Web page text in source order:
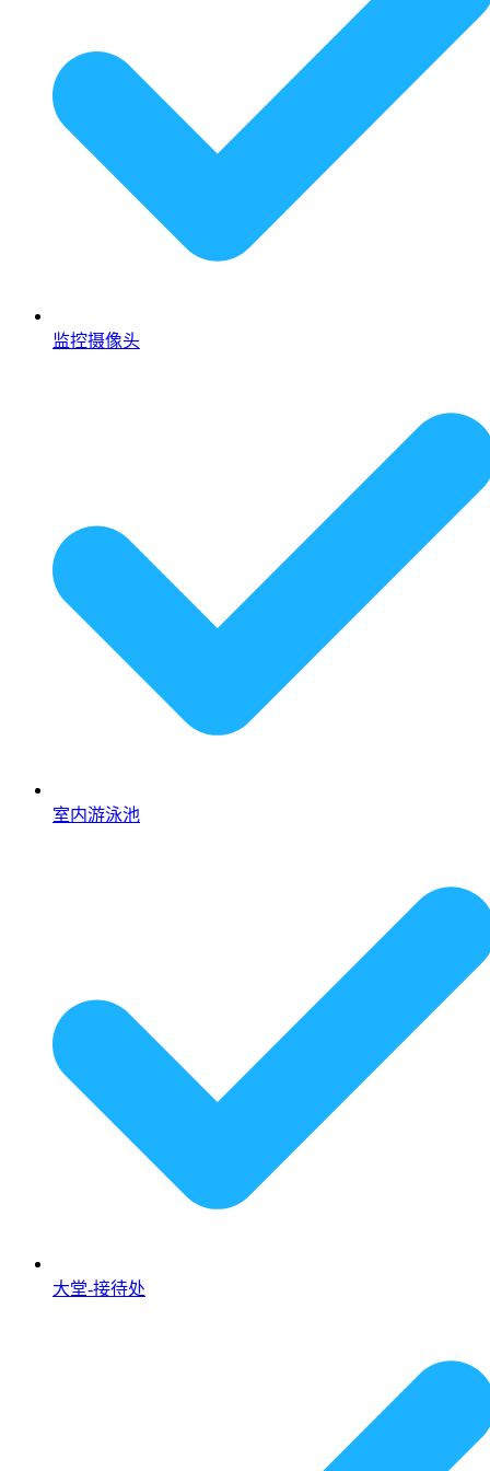
监控摄像头
室内游泳池
大堂-接待处